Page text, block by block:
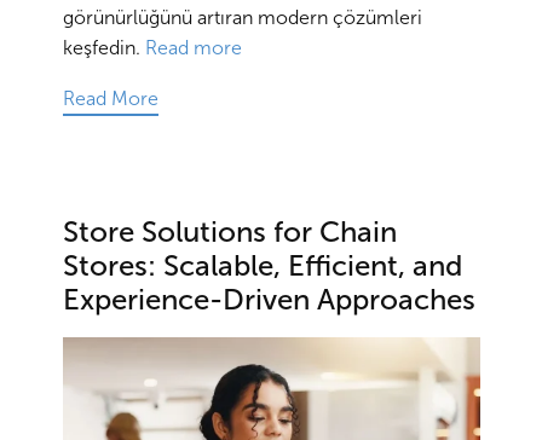
görünürlüğünü artıran modern çözümleri
keşfedin. Read more
Read More
Store Solutions for Chain
Stores: Scalable, Efficient, and
Experience-Driven Approaches